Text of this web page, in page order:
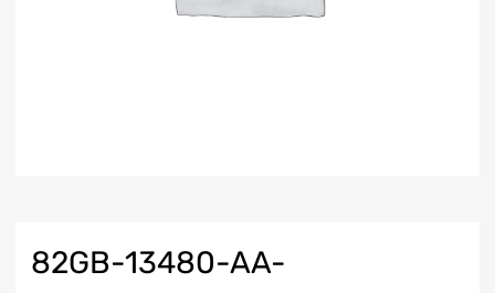
82GB-13480-AA-